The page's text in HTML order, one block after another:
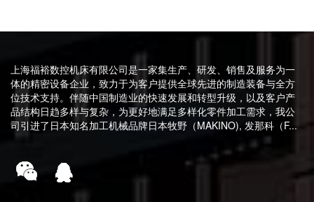
上海福裕数控机床有限公司是一家集生产、研发、销售及服务为一
体的精密设备企业，致力于为客户提供全球先进的制造装备与全方
位技术支持。伴随中国制造业的快速发展和转型升级，以及客户产
品结构日趋多样与复杂，为更好地满足多样化零件加工需求，我公
司引进了日本知名加工机械品牌日本牧野（MAKINO), 发那科（F...